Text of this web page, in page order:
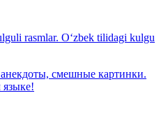
rasmlar. O‘zbek tilidagi kulgu
смешные картинки.